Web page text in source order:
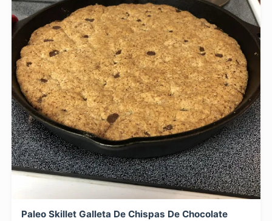
Paleo Skillet Galleta De Chispas De Chocolate